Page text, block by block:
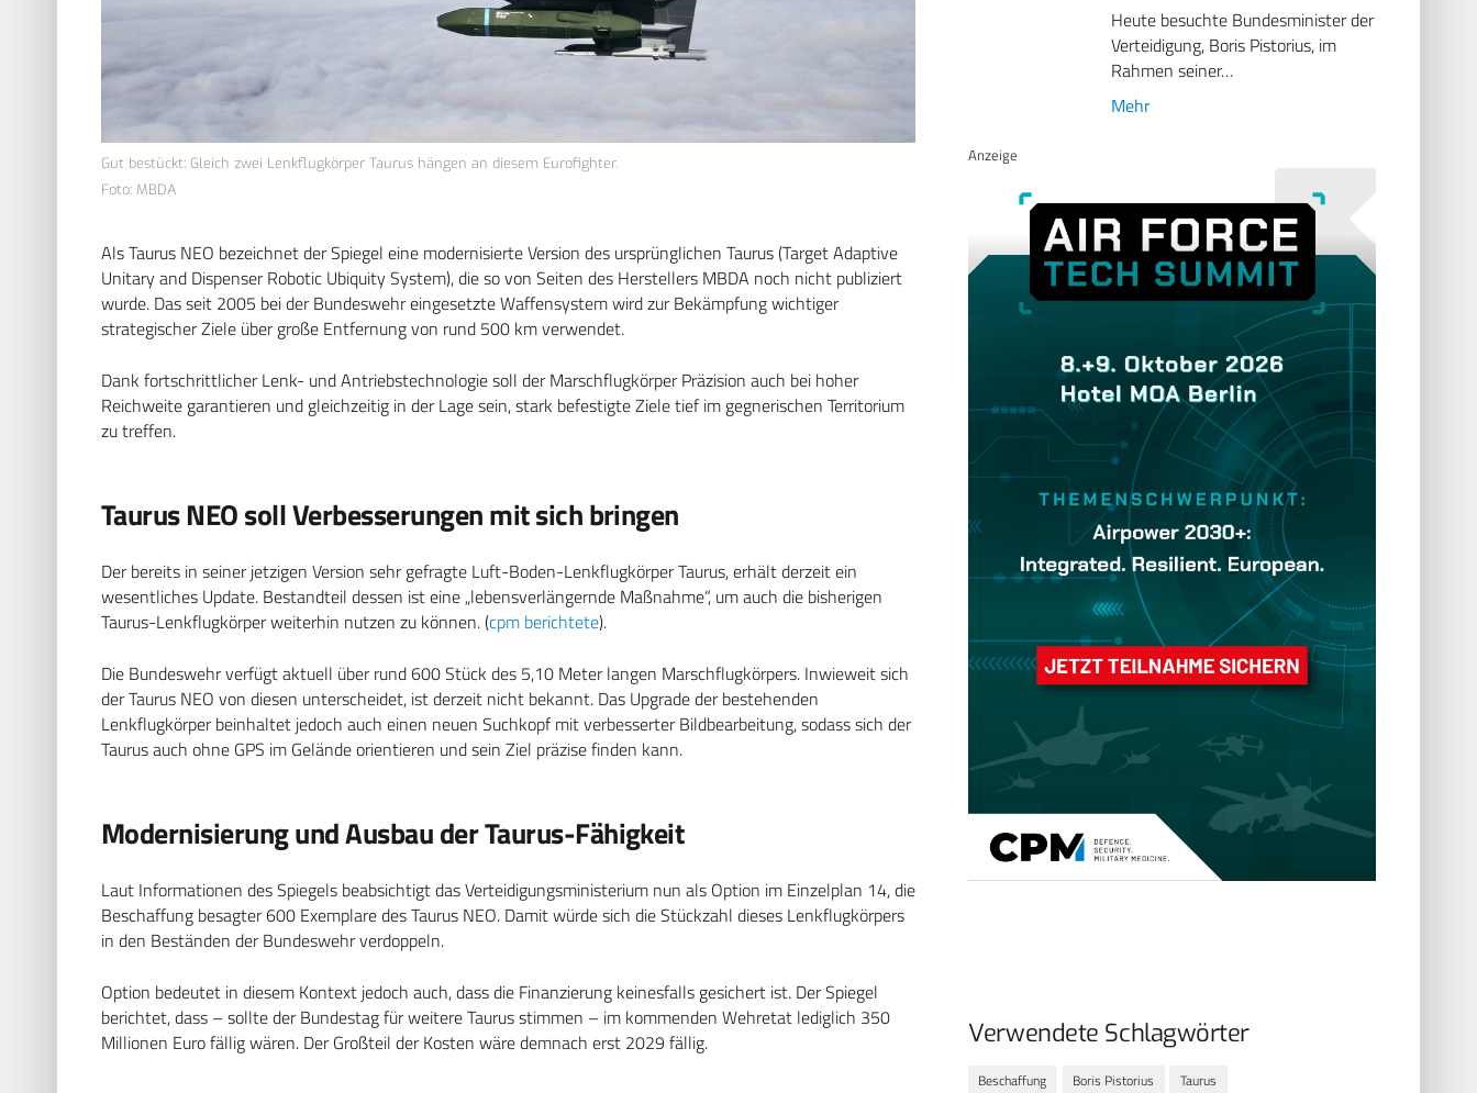
Gut bestückt: Gleich zwei Lenkflugkörper Taurus hängen an diesem Eurofighter.
Foto: MBDA
Als Taurus NEO bezeichnet der Spiegel eine modernisierte Version des ursprünglichen Taurus (Target Adaptive
Unitary and Dispenser Robotic Ubiquity System), die so von Seiten des Herstellers MBDA noch nicht publiziert
wurde. Das seit 2005 bei der Bundeswehr eingesetzte Waffensystem wird zur Bekämpfung wichtiger
strategischer Ziele über große Entfernung von rund 500 km verwendet.
Dank fortschrittlicher Lenk- und Antriebstechnologie soll der Marschflugkörper Präzision auch bei hoher
Reichweite garantieren und gleichzeitig in der Lage sein, stark befestigte Ziele tief im gegnerischen Territorium
zu treffen.
Taurus NEO soll Verbesserungen mit sich bringen
Der bereits in seiner jetzigen Version sehr gefragte Luft-Boden-Lenkflugkörper Taurus, erhält derzeit ein
wesentliches Update. Bestandteil dessen ist eine „lebensverlängernde Maßnahme“, um auch die bisherigen
Taurus-Lenkflugkörper weiterhin nutzen zu können. (cpm berichtete).
Die Bundeswehr verfügt aktuell über rund 600 Stück des 5,10 Meter langen Marschflugkörpers. Inwieweit sich
der Taurus NEO von diesen unterscheidet, ist derzeit nicht bekannt. Das Upgrade der bestehenden
Lenkflugkörper beinhaltet jedoch auch einen neuen Suchkopf mit verbesserter Bildbearbeitung, sodass sich der
Taurus auch ohne GPS im Gelände orientieren und sein Ziel präzise finden kann.
Modernisierung und Ausbau der Taurus-Fähigkeit
Laut Informationen des Spiegels beabsichtigt das Verteidigungsministerium nun als Option im Einzelplan 14, die
Beschaffung besagter 600 Exemplare des Taurus NEO. Damit würde sich die Stückzahl dieses Lenkflugkörpers
in den Beständen der Bundeswehr verdoppeln.
Option bedeutet in diesem Kontext jedoch auch, dass die Finanzierung keinesfalls gesichert ist. Der Spiegel
berichtet, dass – sollte der Bundestag für weitere Taurus stimmen – im kommenden Wehretat lediglich 350
Millionen Euro fällig wären. Der Großteil der Kosten wäre demnach erst 2029 fällig.
Heute besuchte Bundesminister der
Verteidigung, Boris Pistorius, im
Rahmen seiner…
Mehr
Anzeige
Verwendete Schlagwörter
Beschaffung Boris Pistorius Taurus